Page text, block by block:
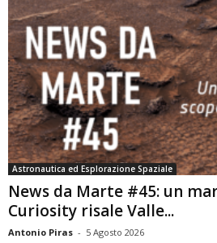
Astronautica ed Esplorazione Spaziale
News da Marte #45: un
Curiosity risale Valle...
Antonio Piras - 5 Agosto 2026